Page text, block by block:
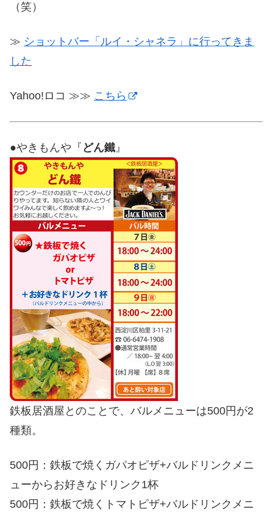
（笑）
≫ ショットバー「ルイ・シャネラ」に行ってきま
した
Yahoo!ロコ ≫≫ こちら
●やきもんや『 どん鐵 』
鉄板居酒屋とのことで、バルメニューは500円が2
種類。
500円：鉄板で焼くガパオピザ+バルドリンクメニ
ューからお好きなドリンク1杯
500円：鉄板で焼くトマトピザ+バルドリンクメニ